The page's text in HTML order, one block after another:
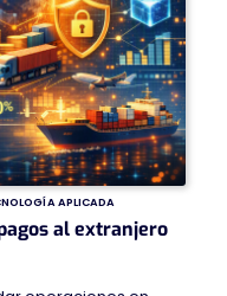
APLICADA
al extranjero